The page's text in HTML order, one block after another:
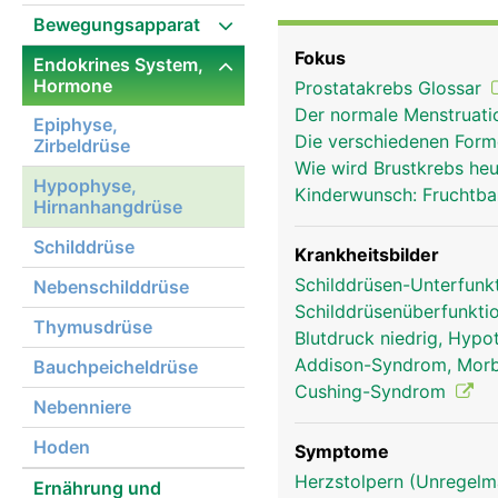
Bewegungsapparat
Endokrines System,
Hormone
Epiphyse,
Zirbeldrüse
Hypophyse,
Hirnanhangdrüse
Schilddrüse
Nebenschilddrüse
Thymusdrüse
Bauchpeicheldrüse
Nebenniere
Hoden
Ernährung und
Hormonproduktion der
sie dazu sechs
übergeordneten Areal
reagiert sie direkt auf
genügend
Steuerhormons für die
Fokus
Prostatakrebs Glossar
Der normale
Die verschiedenen
Wie wird Brustkrebs
Kinderwunsch:
Krankheitsbilder
Schilddrüsen-
Blutdruck niedrig,
Addison-Syndrom,
Cushing-Syndrom
Symptome
Herzstolpern